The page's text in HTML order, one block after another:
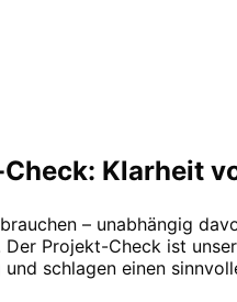
Klarheit
– unabhängig
Der Projekt-Check ist
schlagen einen